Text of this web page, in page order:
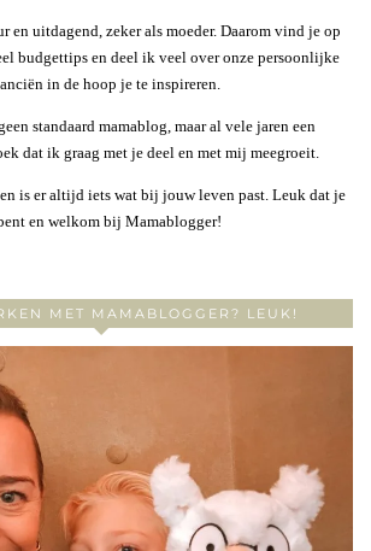
en uitdagend, zeker als moeder. Daarom vind je op
budgettips en deel ik veel over onze persoonlijke
in de hoop je te inspireren.
standaard mamablog, maar al vele jaren een
dat ik graag met je deel en met mij meegroeit.
is er altijd iets wat bij jouw leven past. Leuk dat je
en welkom bij Mamablogger!
MET MAMABLOGGER? LEUK!